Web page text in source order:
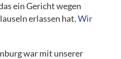
ein Gericht wegen
erlassen hat.Wir
war mit unserer